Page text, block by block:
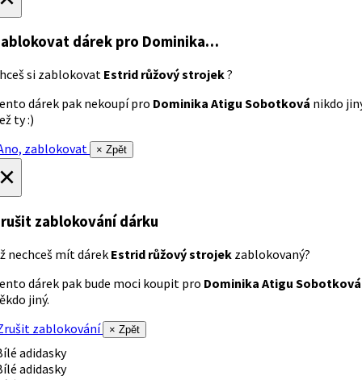
dárek pro Dominika…
si zablokovat Estrid růžový strojek?
dárek pak nekoupí pro Dominika Atigu Sobotková nikdo
ty :)
zablokovat
× Zpět
zablokování dárku
nechceš mít dárek Estrid růžový strojek zablokovaný?
dárek pak bude moci koupit pro Dominika Atigu Sobotková
jiný.
zablokování
× Zpět